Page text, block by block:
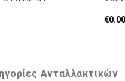
€0.00
Ανταλλακτικών